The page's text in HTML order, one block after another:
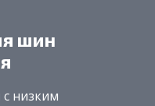
шин
низким